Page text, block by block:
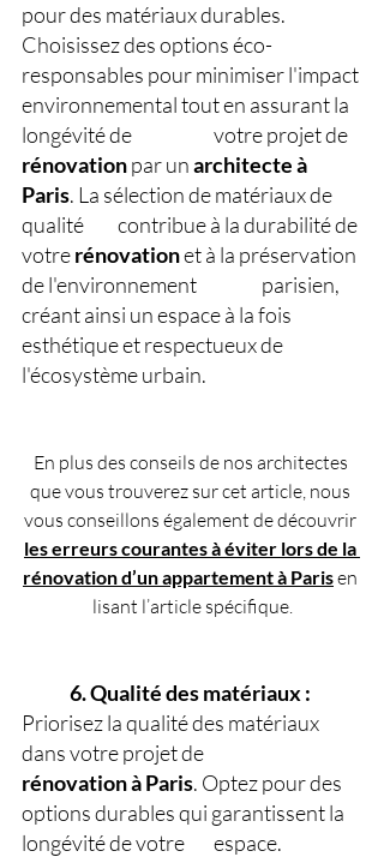
pour des matériaux durables.
Choisissez des options éco-
responsables pour minimiser l'impact
environnemental tout en assurant la
longévité de
votre projet de
rénovation par un architecteà
Paris. La sélection de matériaux de
qualité 	contribue à la durabilité de
votre rénovation et à la préservation
de l'environnement
parisien,
créant ainsi un espace à la fois
esthétique et respectueux de
l'écosystème urbain.
En plus des conseils de nos architectes
que vous trouverez sur cet article, nous
vous conseillons également de découvrir
les erreurs courantes à éviter lors de la
rénovation d’un appartement à Paris en
lisant l’article spécifique.
6. Qualité des matériaux :
Priorisez la qualité des matériaux
dans votre projet de
rénovation à Paris. Optez pour des
options durables qui garantissent la
longévité de votre 	espace.